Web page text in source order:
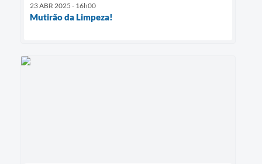
23 ABR 2025 - 16h00
Mutirão da Limpeza!